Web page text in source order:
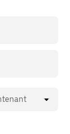
rejoindre
assurer de